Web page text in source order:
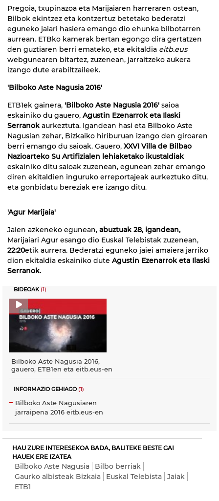
Pregoia, txupinazoa eta Marijaiaren harreraren ostean,
Bilbok ekintzez eta kontzertuz betetako bederatzi
eguneko jaiari hasiera emango dio ehunka bilbotarren
aurrean. ETBko kamerak bertan egongo dira gertatzen
den guztiaren berri emateko, eta ekitaldia eitb.eus
webgunearen bitartez, zuzenean, jarraitzeko aukera
izango dute erabiltzaileek.
'Bilboko Aste Nagusia 2016'
ETB1ek gainera, 'Bilboko Aste Nagusia 2016' saioa
eskainiko du gauero, Agustin Ezenarrok eta Ilaski
Serranokaurkeztuta. Igandean hasi eta Bilboko Aste
Nagusian zehar, Bizkaiko hiriburuan izango den giroaren
berri emango du saioak. Gauero, XXVI Villa de Bilbao
Nazioarteko Su Artifizialen lehiaketako ikustaldiak
eskainiko ditu saioak zuzenean, egunean zehar emango
diren ekitaldien inguruko erreportajeak aurkeztuko ditu,
eta gonbidatu bereziak ere izango ditu.
'Agur Marijaia'
Jaien azkeneko egunean, abuztuak 28, igandean,
Marijaiari Agur esango dio Euskal Telebistak zuzenean,
22:20etik aurrera. Bederatzi eguneko jaiei amaiera jarriko
dion ekitaldia eskainiko dute Agustin Ezenarrok eta Ilaski
Serranok.
BIDEOAK(1)
Bilboko Aste Nagusia 2016,
gauero, ETB1en eta eitb.eus-en
INFORMAZIO GEHIAGO(1)
Bilboko Aste Nagusiaren
jarraipena 2016 eitb.eus-en
HAU ZURE INTERESEKOA BADA, BALITEKE BESTE GAI
HAUEK ERE IZATEA
Bilboko Aste Nagusia
Bilbo berriak
Gaurko albisteak Bizkaia
Euskal Telebista
Jaiak
ETB1